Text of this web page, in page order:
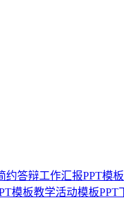
约答辩工作汇报PPT模板